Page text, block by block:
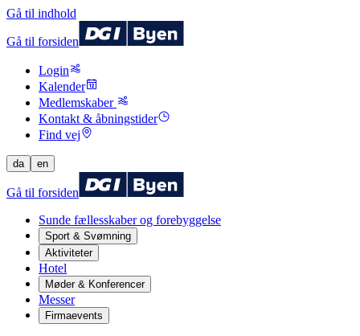
Gå til indhold
Gå til forsiden
Login
Kalender
Medlemskaber
Kontakt & åbningstider
Find vej
da en
Gå til forsiden
Sunde fællesskaber og forebyggelse
Sport & Svømning
Aktiviteter
Hotel
Møder & Konferencer
Messer
Firmaevents